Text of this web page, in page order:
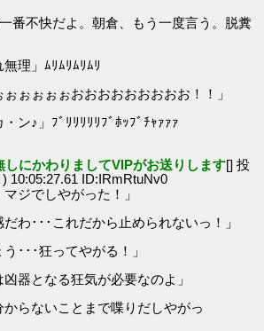
番不快だよ。朝倉、もう一度言う。脱糞
理」ﾑﾘﾑﾘﾑﾘﾑﾘ
ぉぉぉぉおおおおおおおおお！！」
ン♪」ﾌﾞﾘﾘﾘﾘﾘﾌﾞﾎｯﾌﾞﾁｬｧｧｧ
しにかわりましてVIPがお送りします[] 投
10:05:27.61 ID:IRmRtuNv0
ジでしやがった！」
わ･･･これだから止められないっ！」
･･･狂ってやがる！」
器となる狂気が必要なのよ」
らないことまで喋りだしやがっ